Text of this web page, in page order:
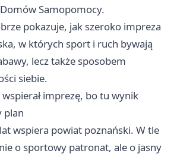
Samopomocy.
pokazuje, jak szeroko impreza
w których sport i ruch bywają
lecz także sposobem
siebie.
imprezę, bo tu wynik
plan
wspiera powiat poznański. W tle
o sportowy patronat, ale o jasny